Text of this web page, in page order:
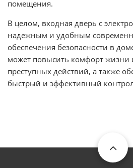
помещения.
В целом, входная дверь с
надежным и удобным
обеспечения безопасности в
может повысить комфорт жизни
преступных действий, а также
быстрый и эффективный